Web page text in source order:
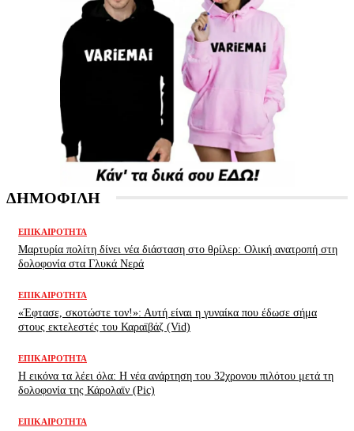
ΔΗΜΟΦΙΛΗ
ΕΠΙΚΑΙΡΌΤΗΤΑ
Μαρτυρία πολίτη δίνει νέα διάσταση στο θρίλερ: Ολική ανατροπή στη
δολοφονία στα Γλυκά Νερά
ΕΠΙΚΑΙΡΌΤΗΤΑ
«Έφτασε, σκοτώστε τον!»: Αυτή είναι η γυναίκα που έδωσε σήμα
στους εκτελεστές του Καραϊβάζ (Vid)
ΕΠΙΚΑΙΡΌΤΗΤΑ
H εικόνα τα λέει όλα: H νέα ανάρτηση του 32χρονου πιλότου μετά τη
δολοφονία της Κάρολαϊν (Pic)
ΕΠΙΚΑΙΡΌΤΗΤΑ